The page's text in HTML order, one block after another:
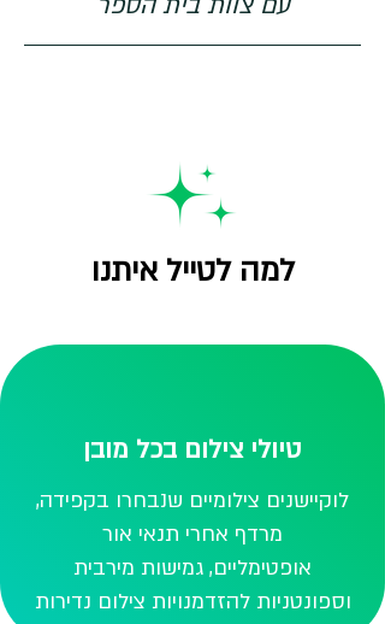
למה לטייל איתנו
טיולי צילום בכל מובן
לוקיישנים צילומיים שנבחרו בקפידה,
מרדף אחרי תנאי אור
אופטימליים, גמישות מירבית
וספונטניות להזדמנויות צילום נדירות